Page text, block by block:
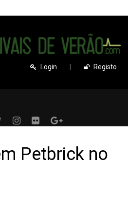
Login Registo
Petbrick no